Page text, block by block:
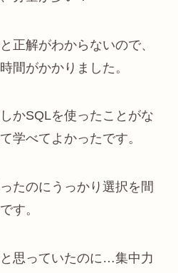
正解がわからないので、
間がかかりました。
かSQLを使ったことがな
学べてよかったです。
たのにうっかり選択を間
す。
思っていたのに…集中力